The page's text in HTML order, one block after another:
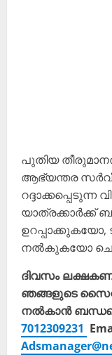
പുതിയ
ആഭ്യന്തര
റദ്ദാക്കപ്പെടുന്ന
യാത്രക്കാർക്ക്
ഉറപ്പാക്കുകയോ,
നൽകുകയോ
ദിവസം
ഞങ്ങളുടെ
നൽകാൻ
7012309231